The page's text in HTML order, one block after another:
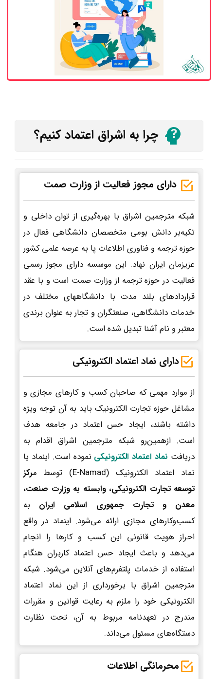
چرا به اشراق اعتماد کنیم؟
دارای مجوز فعالیت از وزارت صمت
شبکه مترجمین اشراق با بهره‌گیری از توان داخلی و
تکیه‌بر دانش بومی متخصصان دانشگاهی فعال در
حوزه ترجمه و فناوری اطلاعات پا به عرصه علمی کشور
عزیزمان ایران نهاد. این موسسه دارای مجوز رسمی
فعالیت در حوزه ترجمه از وزارت صمت است و با عقد
قراردادهای بلند مدت با دانشگاههای مختلف در
خدمات دانشگاهی، صنعتگران و تجار به عنوان برندی
معتبر و نام آشنا تبدیل شده است.
دارای نماد اعتماد الکترونیکی
از موارد مهمی که صاحبان کسب و کارهای مجازی و
مشاغل حوزه تجارت الکترونیک باید به آن توجه ویژه
داشته باشند، ایجاد حس اعتماد در جامعه هدف
است. ازهمین‌رو شبکه مترجمین اشراق اقدام به
دریافت نماد اعتماد الکترونیکی نموده است. اینماد یا
نماد اعتماد الکترونیک (E-Namad) توسط م
رکز
توسعه تجارت الکترونیکی، وابسته به وزارت صنعت،
معدن و تجارت جمهوری اسلامی ایران به
کسب‌وکارهای مجازی ارائه می‌شود. اینماد در واقع
احراز هویت قانونی این کسب و کارها را انجام
می‌دهد و باعث ایجاد حس اعتماد کاربران هنگام
استفاده از خدمات پلتفرم‌های آنلاین می‌شود. شبکه
مترجمین اشراق با برخورداری از این نماد اعتماد
الکترونیکی خود را ملزم به رعایت قوانین و مقررات
مندرج در تعهدنامه مربوط به آن، تحت نظارت
دستگاه‌های مسئول می‌داند.
محرمانگی اطلاعات